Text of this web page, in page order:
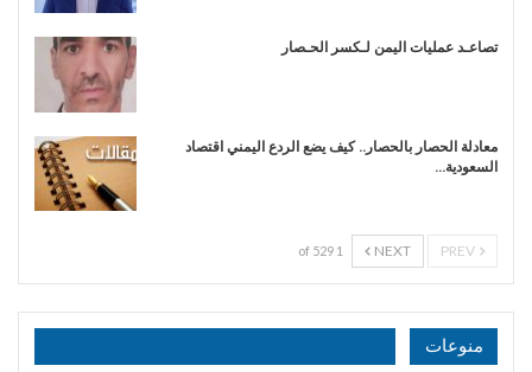
تصاعـد عمليات اليمن لـكسر الحـصار
معادلة الحصار بالحصار.. كيف يضع الردع اليمني اقتصاد
السعودية…
NEXT
1 of 529
منوعات